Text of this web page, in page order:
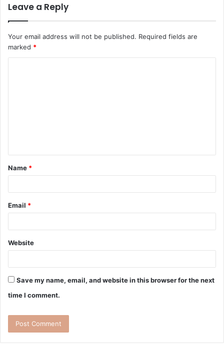
Leave a Reply
Your email address will not be published. Required fields are
marked *
Name *
Email *
Website
Save my name, email, and website in this browser for the next
time I comment.